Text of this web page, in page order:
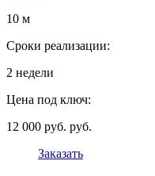
10 м
Сроки реализации:
2 недели
Цена под ключ:
12 000 руб. руб.
Заказать